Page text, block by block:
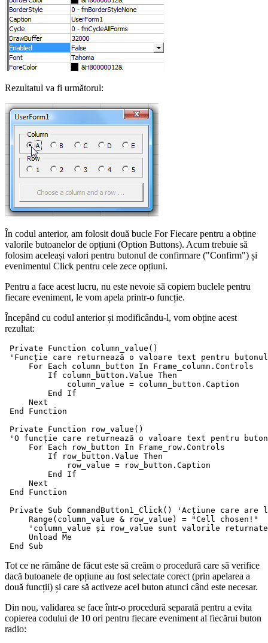
Rezultatul va fi următorul:
În codul anterior, am folosit două bucle For Fiecare pentru a obține
valorile butoanelor de opțiuni (Option Buttons). Acum trebuie să
folosim aceleași valori pentru butonul de confirmare ("Confirm") și
evenimentul Click pentru cele zece opțiuni.
Pentru a face acest lucru, nu este nevoie să copiem buclele pentru
fiecare eveniment, le vom apela printr-o funcție.
Începând cu codul anterior și modificându-l, vom obține acest
rezultat:
Private Function column_value()
'Funcție care returnează o valoare text pentru
     For Each column_button In Frame_column.Controls
         If column_button.Value Then
             column_value = column_button.Caption
         End If
     Next
End Function
Private Function row_value()
'O funcție care returnează o valoare text pentru
     For Each row_button In Frame_row.Controls
         If row_button.Value Then
             row_value = row_button.Caption
         End If
     Next
End Function
Private Sub CommandButton1_Click() 'Acțiune care
Range(column_value & row_value) = "Cell chosen!"
'column_value și row_value sunt valorile
     Unload Me
Tot ce ne rămâne de făcut este să creăm o procedură care să verifice
dacă butoanele de opțiune au fost selectate corect (prin apelarea a
două funcții) și care să activeze acel buton atunci când este necesar.
Din nou, validarea se face într-o procedură separată pentru a evita
copierea codului de 10 ori pentru fiecare eveniment al fiecărui buton
radio: